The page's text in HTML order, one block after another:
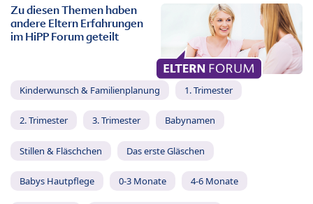
Zu diesen Themen haben
andere Eltern Erfahrungen
im HiPP Forum geteilt
Kinderwunsch & Familienplanung 1. Trimester
2. Trimester 3. Trimester Babynamen
Stillen & Fläschchen Das erste Gläschen
Babys Hautpflege 0-3 Monate 4-6 Monate